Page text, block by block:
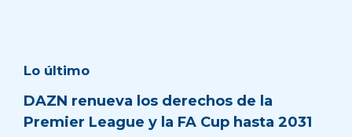
Lo último
DAZN renueva los derechos de la
Premier League y la FA Cup hasta 2031